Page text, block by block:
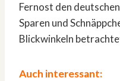
Fernost den
Sparen und
Blickwinkeln
Auch interessant: